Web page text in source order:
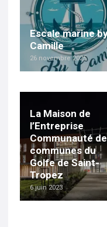
Escale marine
Camille
26 novembre 2025
La Maison de
l’Entreprise
Communauté de
communes du
Golfe de Saint-
Tropez
6 juin 2023